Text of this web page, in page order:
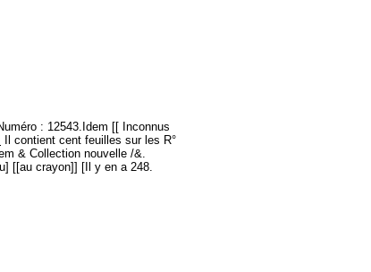
: 12543.Idem [[ Inconnus
Il contient cent feuilles sur les R°
& Collection nouvelle /&.
[[au crayon]] [Il y en a 248.